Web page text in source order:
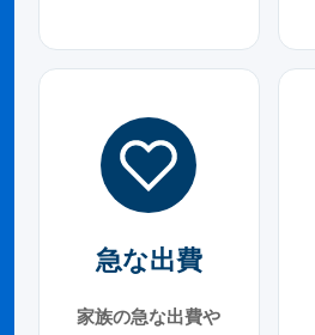
急な出費
家族の急な出費や